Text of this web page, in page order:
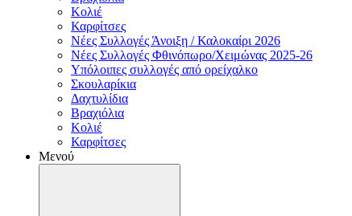
Κολιέ
Καρφίτσες
Νέες Συλλογές Άνοιξη / Καλοκαίρι 2026
Νέες Συλλογές Φθινόπωρο/Χειμώνας 2025-26
Υπόλοιπες συλλογές από ορείχαλκο
Σκουλαρίκια
Δαχτυλίδια
Βραχιόλια
Κολιέ
Καρφίτσες
Μενού